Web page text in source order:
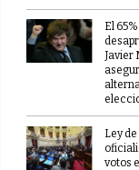
El
Javier
Ley
votos